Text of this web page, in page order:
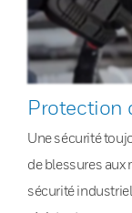
Protection
Une sécurité
de blessures aux
sécurité